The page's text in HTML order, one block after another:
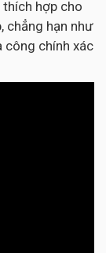
thích hợp cho
chẳng hạn như
công chính xác